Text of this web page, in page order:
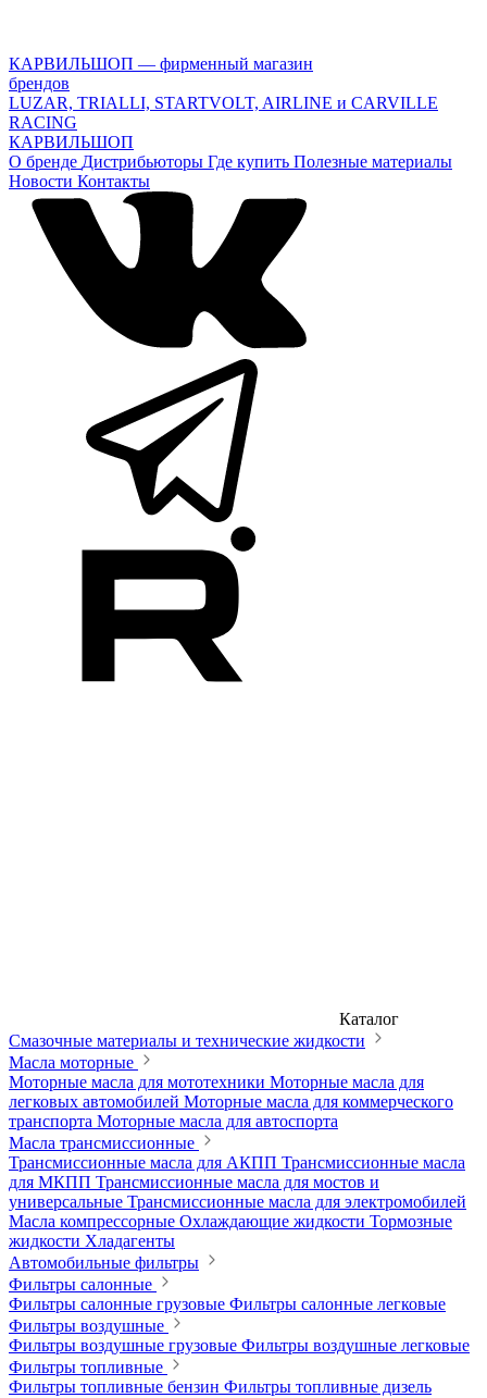
КАРВИЛЬШОП — фирменный магазин
брендов
LUZAR, TRIALLI, STARTVOLT, AIRLINE и CARVILLE
RACING
КАРВИЛЬШОП
О бренде Дистрибьюторы Где купить Полезные материалы
Новости Контакты
Каталог
Смазочные материалы и технические жидкости
Масла моторные
Моторные масла для мототехники Моторные масла для
легковых автомобилей Моторные масла для коммерческого
транспорта Моторные масла для автоспорта
Масла трансмиссионные
Трансмиссионные масла для АКПП Трансмиссионные масла
для МКПП Трансмиссионные масла для мостов и
универсальные Трансмиссионные масла для электромобилей
Масла компрессорные Охлаждающие жидкости Тормозные
жидкости Хладагенты
Автомобильные фильтры
Фильтры салонные
Фильтры салонные грузовые Фильтры салонные легковые
Фильтры воздушные
Фильтры воздушные грузовые Фильтры воздушные легковые
Фильтры топливные
Фильтры топливные бензин Фильтры топливные дизель